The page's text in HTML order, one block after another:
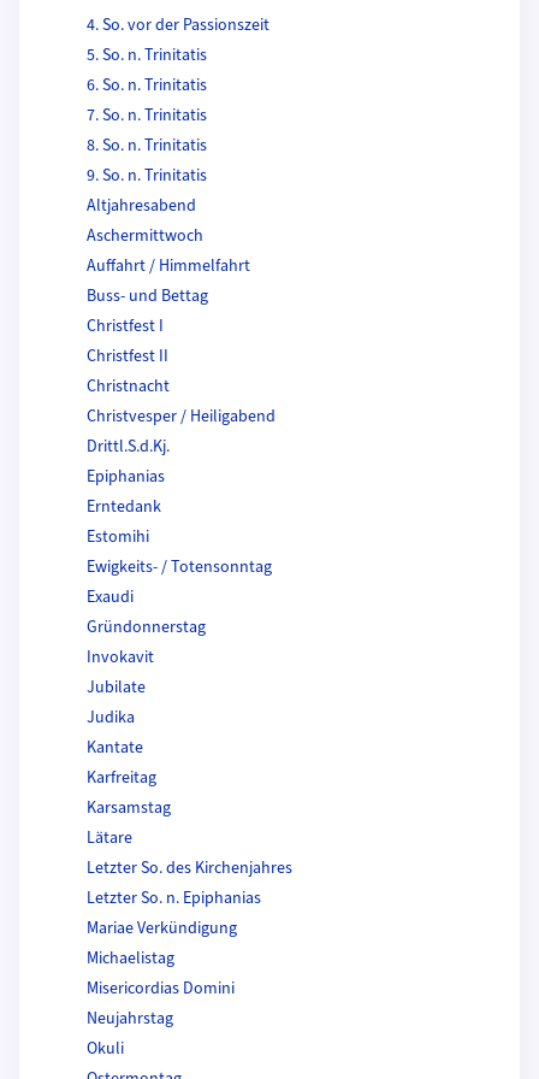
4. So. vor der Passionszeit
5. So. n. Trinitatis
6. So. n. Trinitatis
7. So. n. Trinitatis
8. So. n. Trinitatis
9. So. n. Trinitatis
Altjahresabend
Aschermittwoch
Auffahrt / Himmelfahrt
Buss- und Bettag
Christfest I
Christfest II
Christnacht
Christvesper / Heiligabend
Drittl.S.d.Kj.
Epiphanias
Erntedank
Estomihi
Ewigkeits- / Totensonntag
Exaudi
Gründonnerstag
Invokavit
Jubilate
Judika
Kantate
Karfreitag
Karsamstag
Lätare
Letzter So. des Kirchenjahres
Letzter So. n. Epiphanias
Mariae Verkündigung
Michaelistag
Misericordias Domini
Neujahrstag
Okuli